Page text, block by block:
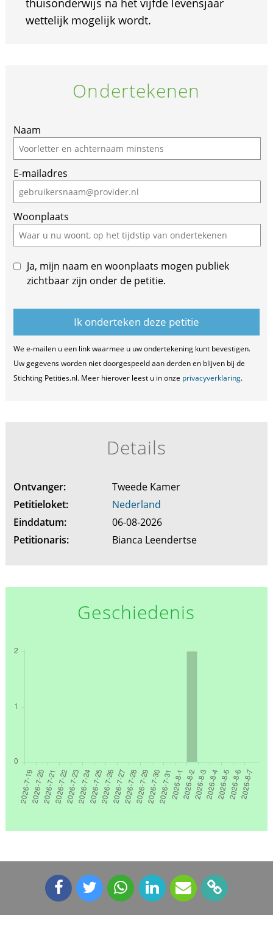
thuisonderwijs na het vijfde levensjaar
wettelijk mogelijk wordt.
Ondertekenen
Naam
E-mailadres
Woonplaats
Ja, mijn naam en woonplaats mogen publiek
zichtbaar zijn onder de petitie.
We e-mailen u een link waarmee u uw ondertekening kunt bevestigen.
Uw gegevens worden niet doorgespeeld aan derden en blijven bij de
Stichting Petities.nl. Meer hierover leest u in onze privacyverklaring.
Details
Ontvanger:
Tweede Kamer
Petitieloket:
Nederland
Einddatum:
06-08-2026
Petitionaris:
Bianca Leendertse
Geschiedenis